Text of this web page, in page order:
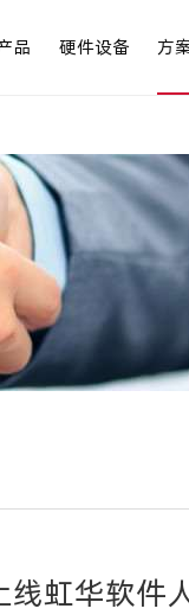
品 硬件设备 方
虹华软件